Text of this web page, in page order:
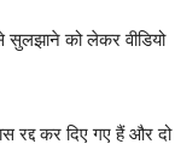
सुलझाने को लेकर वीडियो
रद्द कर दिए गए हैं और दो